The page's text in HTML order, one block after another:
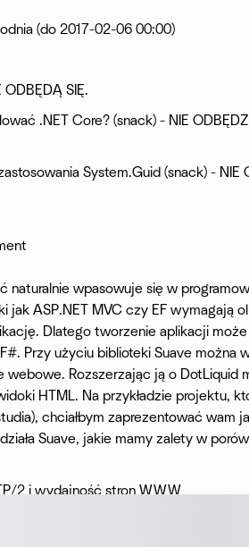
(do 2017-02-06 00:00)
ODBĘDĄ SIĘ.
.NET Core? (snack) - NIE
System.Guid (snack) - NIE
naturalnie wpasowuje się w
jak ASP.NET MVC czy EF wymagają
Dlatego tworzenie aplikacji
Przy użyciu biblioteki Suave można
Rozszerzając ją o DotLiquid
HTML. Na przykładzie projektu,
chciałbym zaprezentować wam
Suave, jakie mamy zalety w
2 i wydajność stron WWW